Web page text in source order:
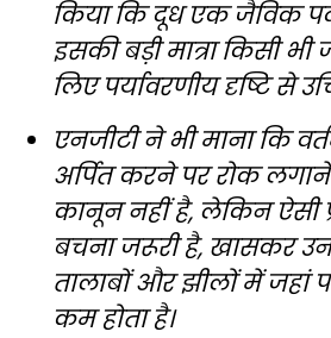
किया कि दूध एक जैविक
इसकी बड़ी मात्रा किसी
लिए पर्यावरणीय दृष्टि से
एनजीटी ने भी माना कि
अर्पित करने पर रोक
कानून नहीं है, लेकिन ऐसी
बचना जरूरी है, खासकर उन
तालाबों और झीलों में जहां
कम होता है।